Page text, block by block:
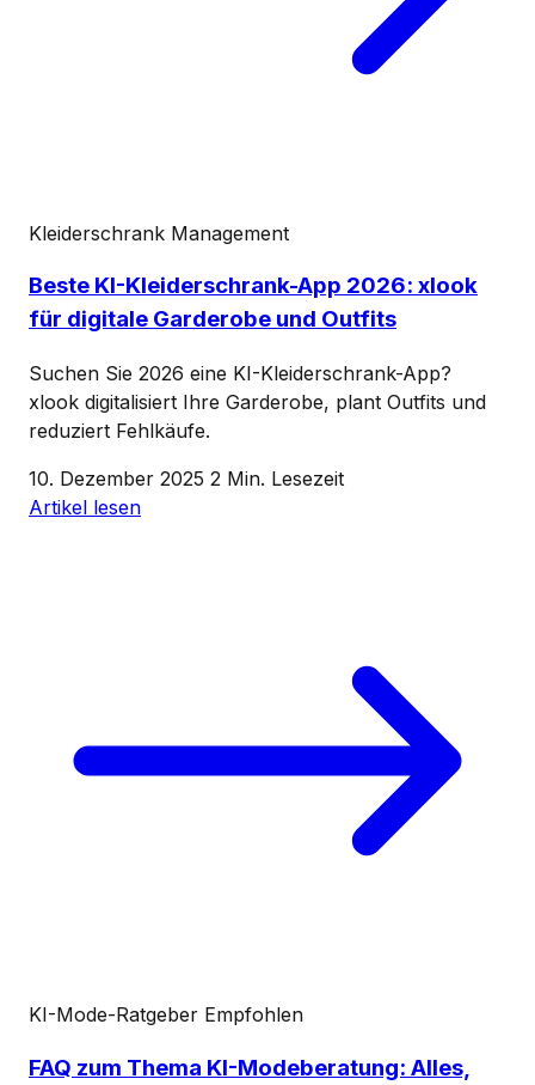
Kleiderschrank Management
Beste KI-Kleiderschrank-App 2026: xlook
für digitale Garderobe und Outfits
Suchen Sie 2026 eine KI-Kleiderschrank-App?
xlook digitalisiert Ihre Garderobe, plant Outfits und
reduziert Fehlkäufe.
10. Dezember 2025 2 Min. Lesezeit
Artikel lesen
KI-Mode-Ratgeber Empfohlen
FAQ zum Thema KI-Modeberatung: Alles,